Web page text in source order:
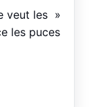
veut les »
les puces